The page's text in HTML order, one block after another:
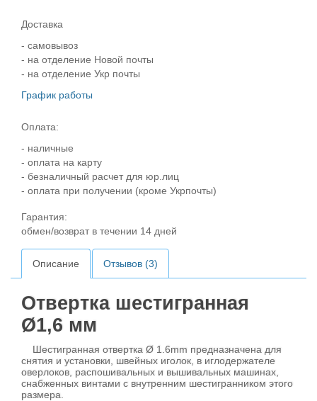
Доставка
- самовывоз
- на отделение Новой почты
- на отделение Укр почты
График работы
Оплата:
- наличные
- оплата на карту
- безналичный расчет для юр.лиц
- оплата при получении (кроме Укрпочты)
Гарантия:
обмен/возврат в течении 14 дней
Описание Отзывов (3)
Отвертка шестигранная
Ø1,6 мм
Шестигранная отвертка Ø 1.6mm предназначена для
снятия и установки, швейных иголок, в иглодержателе
оверлоков, распошивальных и вышивальных машинах,
снабженных винтами с внутренним шестигранником этого
размера.